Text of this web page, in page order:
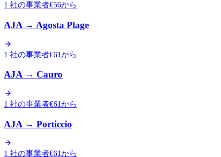
1 社の事業者€56から
AJA → Agosta Plage
1 社の事業者€61から
AJA→ Cauro
1 社の事業者€61から
AJA → Porticcio
1 社の事業者€61から